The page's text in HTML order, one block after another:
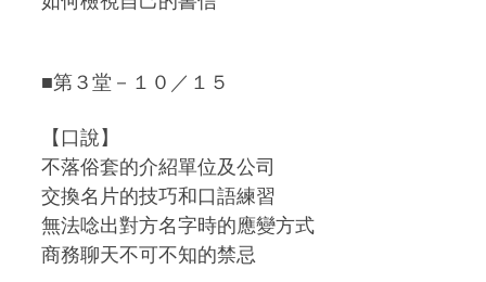
■第３堂－１０／１５
【口說】
不落俗套的介紹單位及公司
交換名片的技巧和口語練習
無法唸出對方名字時的應變方式
商務聊天不可不知的禁忌